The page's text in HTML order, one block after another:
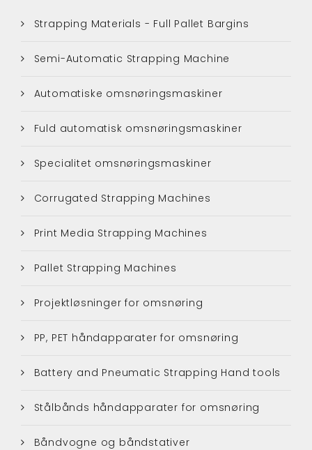
Strapping Materials - Full Pallet Bargins
Semi-Automatic Strapping Machine
Automatiske omsnøringsmaskiner
Fuld automatisk omsnøringsmaskiner
Specialitet omsnøringsmaskiner
Corrugated Strapping Machines
Print Media Strapping Machines
Pallet Strapping Machines
Projektløsninger for omsnøring
PP, PET håndapparater for omsnøring
Battery and Pneumatic Strapping Hand tools
Stålbånds håndapparater for omsnøring
Båndvogne og båndstativer